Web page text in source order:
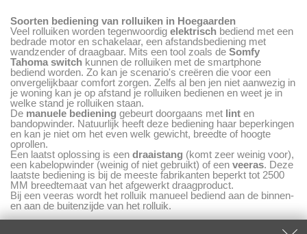
Soorten bediening van rolluiken in Hoegaarden
Veel rolluiken worden tegenwoordig elektrisch bediend met een
bedrade motor en schakelaar, een afstandsbediening met
wandzender of draagbaar. Mits een tool zoals de Somfy
Tahoma switch kunnen de rolluiken met de smartphone
bediend worden. Zo kan je scenario's creëren die voor een
onvergelijkbaar comfort zorgen. Zelfs al ben jen niet aanwezig in
je woning kan je op afstand je rolluiken bedienen en weet je in
welke stand je rolluiken staan.
De manuele bediening gebeurt doorgaans met lint en
bandopwinder. Natuurlijk heeft deze bediening haar beperkingen
en kan je niet om het even welk gewicht, breedte of hoogte
oprollen.
Een laatst oplossing is een draaistang (komt zeer weinig voor),
een kabelopwinder (weinig of niet gebruikt) of een veeras. Deze
laatste bediening is bij de meeste fabrikanten beperkt tot 2500
MM breedtemaat van het afgewerkt draagproduct.
Bij een veeras wordt het rolluik manueel bediend aan de binnen-
en aan de buitenzijde van het rolluik.